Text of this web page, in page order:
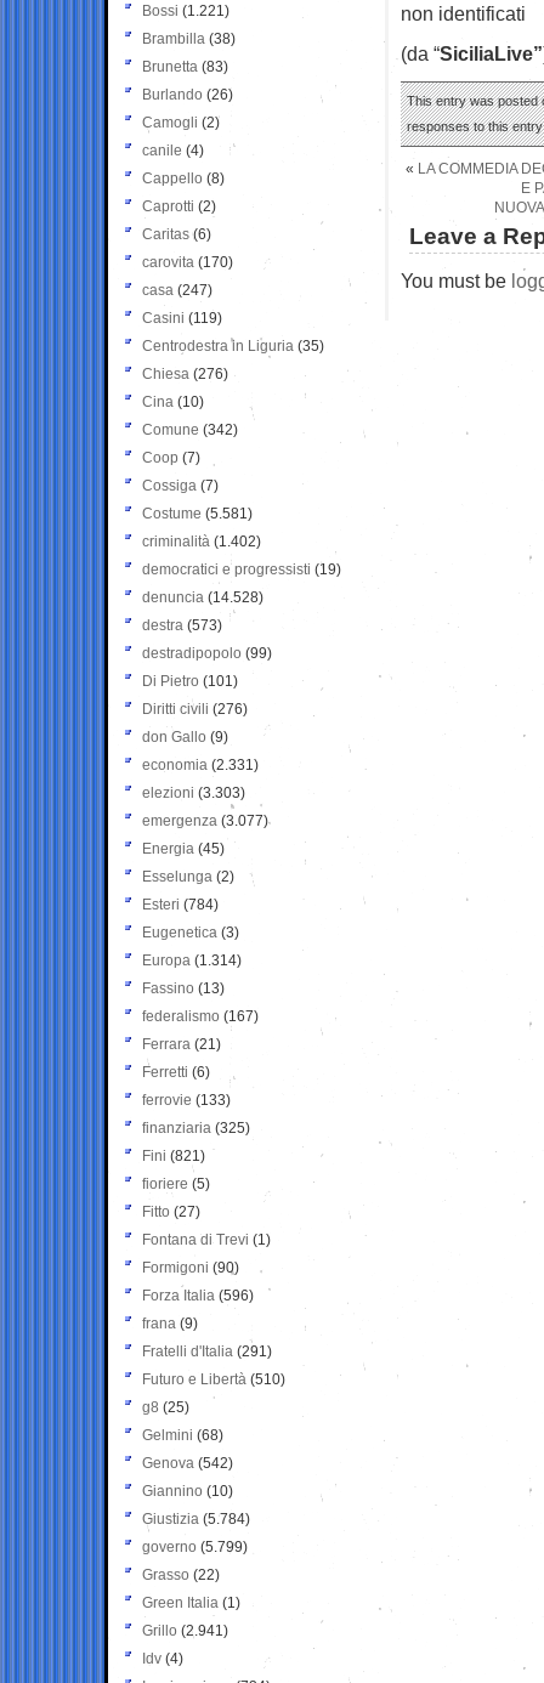
non identificati
(da “SiciliaLive”
This entry was posted
responses to this
« LA COMMEDIA
E
Leave a
You must be
Bossi (1.221)
Brambilla (38)
Brunetta (83)
Burlando (26)
Camogli (2)
canile (4)
Cappello (8)
Caprotti (2)
Caritas (6)
carovita (170)
casa (247)
Casini (119)
Centrodestra in Liguria (35)
Chiesa (276)
Cina (10)
Comune (342)
Coop (7)
Cossiga (7)
Costume (5.581)
criminalità (1.402)
democratici e progressisti (19)
denuncia (14.528)
destra (573)
destradipopolo (99)
Di Pietro (101)
Diritti civili (276)
don Gallo (9)
economia (2.331)
elezioni (3.303)
emergenza (3.077)
Energia (45)
Esselunga (2)
Esteri (784)
Eugenetica (3)
Europa (1.314)
Fassino (13)
federalismo (167)
Ferrara (21)
Ferretti (6)
ferrovie (133)
finanziaria (325)
Fini (821)
fioriere (5)
Fitto (27)
Fontana di Trevi (1)
Formigoni (90)
Forza Italia (596)
frana (9)
Fratelli d'Italia (291)
Futuro e Libertà (510)
g8 (25)
Gelmini (68)
Genova (542)
Giannino (10)
Giustizia (5.784)
governo (5.799)
Grasso (22)
Green Italia (1)
Grillo (2.941)
Idv (4)